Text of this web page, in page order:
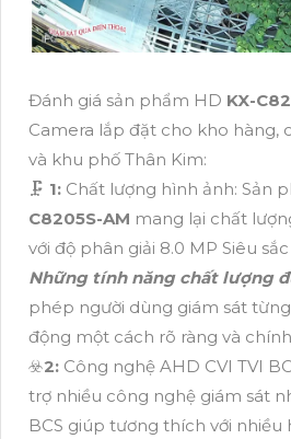
Đánh giá sản phẩm HD KX-
Camera lắp đặt cho kho hàng,
và khu phố Thân Kim:
🗜️ 1: Chất lượng hình ảnh: Sản
C8205S-AM mang lại chất
với độ phân giải 8.0 MP Siêu
Những tính năng chất lượng
phép người dùng giám sát
động một cách rõ ràng và
☣️2: Công nghệ AHD CVI TVI
trợ nhiều công nghệ giám sát
BCS giúp tương thích với nhiều